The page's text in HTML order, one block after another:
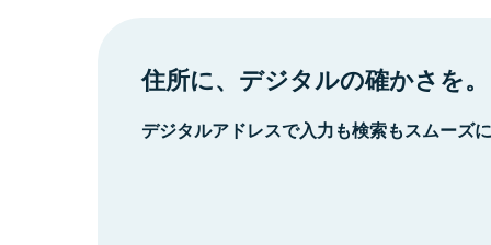
住所に、デジタルの確かさを。
デジタルアドレスで入力も検索もスムーズ